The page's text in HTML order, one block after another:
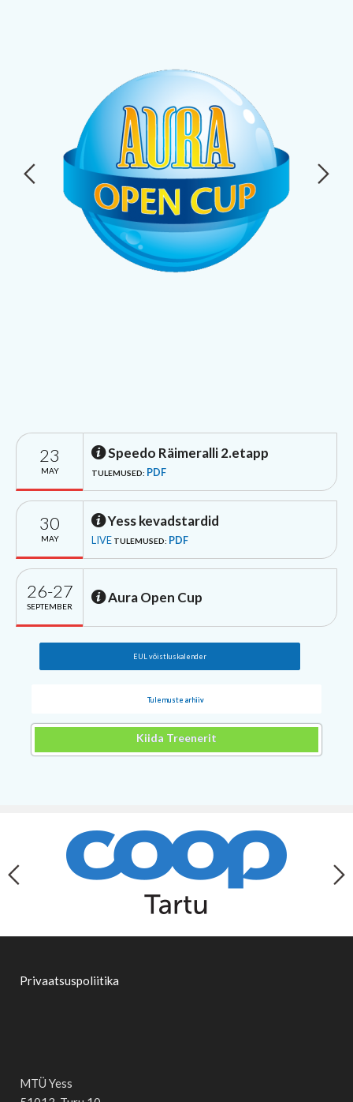
23
MAY
Speedo Räimeralli 2.etapp
TULEMUSED: PDF
30
MAY
Yess kevadstardid
LIVE TULEMUSED: PDF
26-27
SEPTEMBER
Aura Open Cup
EUL võistluskalender
Tulemuste arhiiv
Kiida Treenerit
Privaatsuspoliitika
MTÜ Yess